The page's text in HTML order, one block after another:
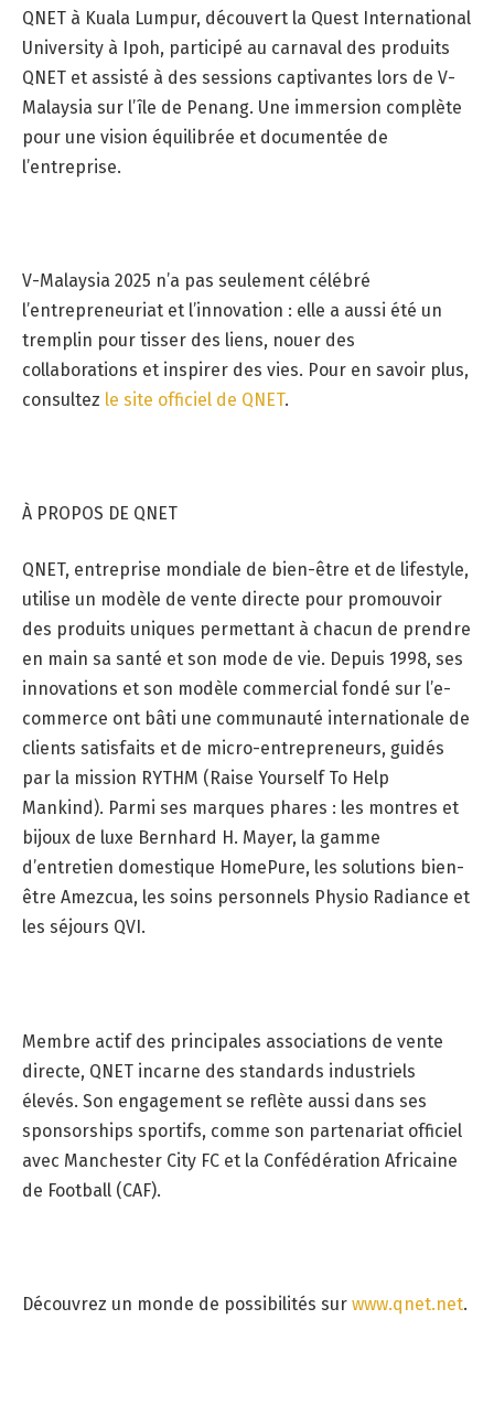
QNET à Kuala Lumpur, découvert la Quest International
University à Ipoh, participé au carnaval des produits
QNET et assisté à des sessions captivantes lors de V-
Malaysia sur l’île de Penang. Une immersion complète
pour une vision équilibrée et documentée de
l’entreprise.
V-Malaysia 2025 n’a pas seulement célébré
l’entrepreneuriat et l’innovation : elle a aussi été un
tremplin pour tisser des liens, nouer des
collaborations et inspirer des vies. Pour en savoir plus,
consultez le site officiel de QNET.
À PROPOS DE QNET
QNET, entreprise mondiale de bien-être et de lifestyle,
utilise un modèle de vente directe pour promouvoir
des produits uniques permettant à chacun de prendre
en main sa santé et son mode de vie. Depuis 1998, ses
innovations et son modèle commercial fondé sur l’e-
commerce ont bâti une communauté internationale de
clients satisfaits et de micro-entrepreneurs, guidés
par la mission RYTHM (Raise Yourself To Help
Mankind). Parmi ses marques phares : les montres et
bijoux de luxe Bernhard H. Mayer, la gamme
d’entretien domestique HomePure, les solutions bien-
être Amezcua, les soins personnels Physio Radiance et
les séjours QVI.
Membre actif des principales associations de vente
directe, QNET incarne des standards industriels
élevés. Son engagement se reflète aussi dans ses
sponsorships sportifs, comme son partenariat officiel
avec Manchester City FC et la Confédération Africaine
de Football (CAF).
Découvrez un monde de possibilités sur www.qnet.net.